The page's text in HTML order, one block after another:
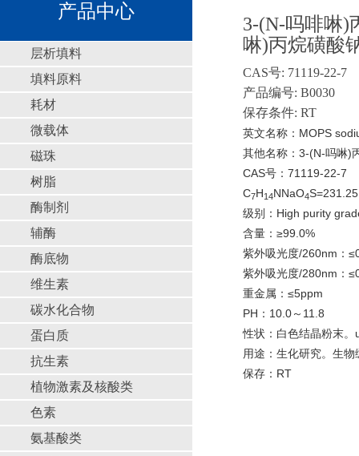
产品中心
层析填料
填料原料
耗材
微载体
磁珠
树脂
酶制剂
辅酶
酶底物
维生素
碳水化合物
蛋白质
抗生素
植物激素及核酸类
色素
氨基酸类
3-(N-吗啡啉)
啉)丙烷磺酸
CAS号: 71119-22-7
产品编号: B0030
保存条件: RT
英文名称：MOPS
其他名称：3-(N-吗啉)
CAS号：71119-22-7
C7H14NNaO4S=231.25
级别：High purity
含量：≥99.0%
紫外吸光度/260nm：
紫外吸光度/280nm：
重金属：≤5ppm
PH：10.0～11.8
性状：白色结晶粉末
用途：生化研究。生物
保存：RT